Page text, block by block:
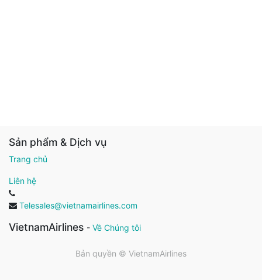
Sản phẩm & Dịch vụ
Trang chủ
Liên hệ
Telesales@vietnamairlines.com
VietnamAirlines - Về Chúng tôi
Bản quyền © VietnamAirlines